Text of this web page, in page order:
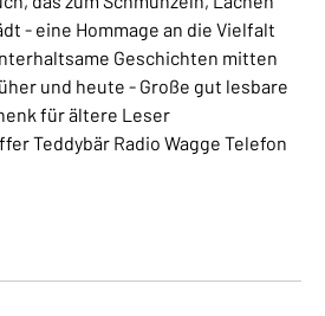
- eine Hommage an die Vielfalt
Geschichten mitten
und heute - Große gut lesbare
für ältere Leser
Teddybär Radio Wagge Telefon